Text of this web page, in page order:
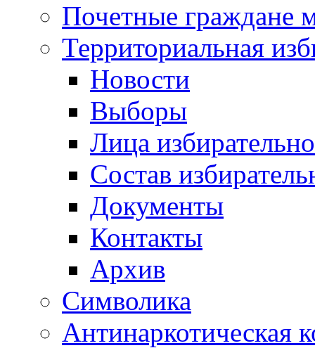
Почетные граждане
Территориальная
Новости
Выборы
Лица
Состав
Документы
Контакты
Архив
Символика
Антинаркотическая